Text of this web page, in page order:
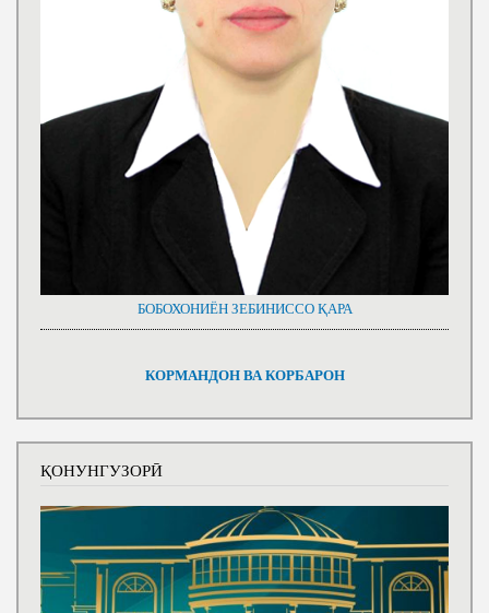
БОБОХОНИЁН ЗЕБИНИССО ҚАРА
КОРМАНДОН ВА КОРБАРОН
ҚОНУНГУЗОРӢ